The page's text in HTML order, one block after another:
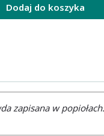
Dodaj do koszyka
zapisana w